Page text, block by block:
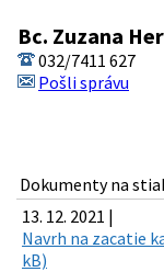
Bc. Zuzana
032/7411 627
Pošli správu
Dokumenty na
13. 12. 2021 |
Navrh na zacatie
kB)